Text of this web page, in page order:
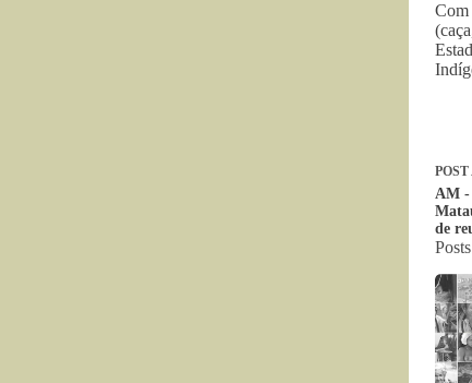
Com
POST
AM -
de